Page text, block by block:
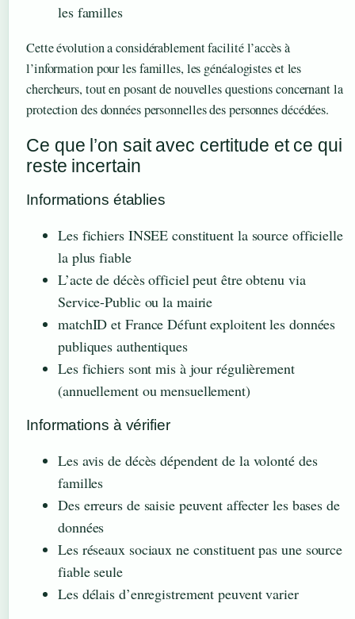
les familles
Cette évolution a considérablement facilité l’accès à
l’information pour les familles, les généalogistes et les
chercheurs, tout en posant de nouvelles questions concernant la
protection des données personnelles des personnes décédées.
Ce que l’on sait avec certitude et ce qui
reste incertain
Informations établies
Les fichiers INSEE constituent la source officielle
la plus fiable
L’acte de décès officiel peut être obtenu via
Service-Public ou la mairie
matchID et France Défunt exploitent les données
publiques authentiques
Les fichiers sont mis à jour régulièrement
(annuellement ou mensuellement)
Informations à vérifier
Les avis de décès dépendent de la volonté des
familles
Des erreurs de saisie peuvent affecter les bases de
données
Les réseaux sociaux ne constituent pas une source
fiable seule
Les délais d’enregistrement peuvent varier